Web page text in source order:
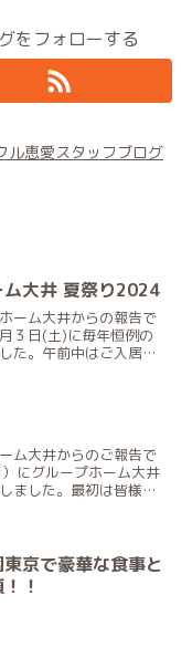
をフォローする
ル恵愛スタッフブログ
ム大井 夏祭り2024
ーム大井からの報告で
３日(土)に毎年恒例の
た。午前中はご入居者
ひとつに...
ム大井からのご報告で
にグループホーム大井
ました。最初は皆様浴
した...
京で豪華な食事と
！